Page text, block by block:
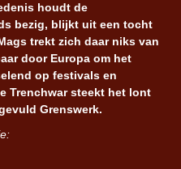
houdt de
bezig, blijkt uit een tocht
trekt zich daar niks van
door Europa om het
op festivals en
Trenchwar steekt het lont
Grenswerk.